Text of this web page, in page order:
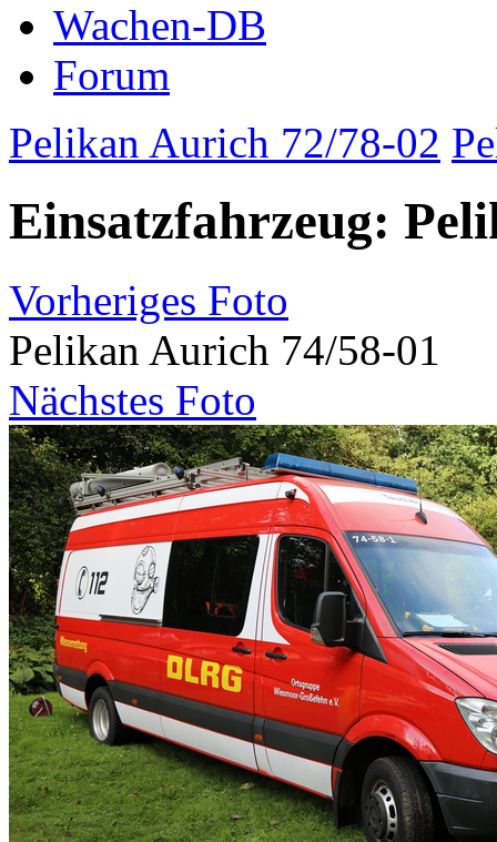
Wachen-DB
Forum
Pelikan Aurich 72/78-02
Einsatzfahrzeug:
Vorheriges Foto
Pelikan Aurich 74/58-01
Nächstes Foto